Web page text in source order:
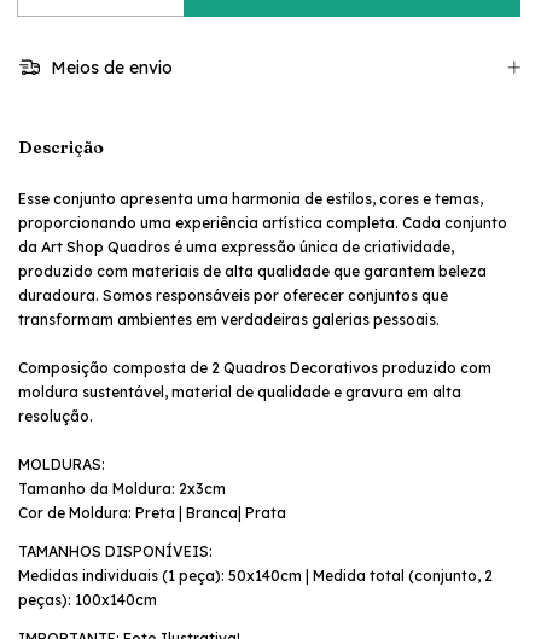
Meios de envio
Descrição
Esse conjunto apresenta uma harmonia de estilos, cores e temas,
proporcionando uma experiência artística completa. Cada conjunto
da Art Shop Quadros é uma expressão única de criatividade,
produzido com materiais de alta qualidade que garantem beleza
duradoura. Somos responsáveis por oferecer conjuntos que
transformam ambientes em verdadeiras galerias pessoais.
Composição composta de 2 Quadros Decorativos produzido com
moldura sustentável, material de qualidade e gravura em alta
resolução.
MOLDURAS:
Tamanho da Moldura: 2x3cm
Cor de Moldura: Preta | Branca| Prata
TAMANHOS DISPONÍVEIS:
Medidas individuais (1 peça): 50x140cm | Medida total (conjunto, 2
peças): 100x140cm